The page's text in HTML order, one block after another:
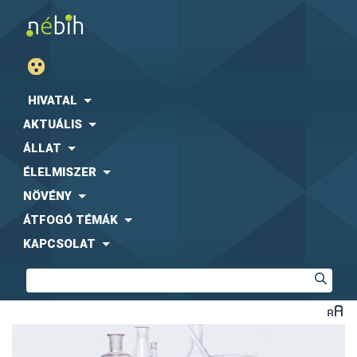
HIVATAL
AKTUÁLIS
ÁLLAT
ÉLELMISZER
NÖVÉNY
ÁTFOGÓ TÉMÁK
KAPCSOLAT